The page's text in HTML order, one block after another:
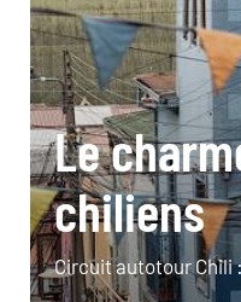
Le
chiliens
Circuit autotour Chili